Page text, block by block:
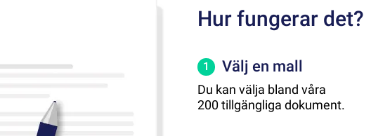
Hur fungerar det?
1 Välj en mall
Du kan välja bland våra
200 tillgängliga dokument.